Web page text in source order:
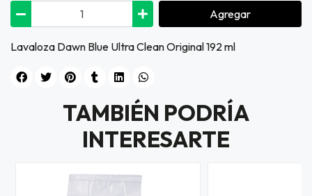
Agregar
Lavaloza Dawn Blue Ultra Clean Original 192 ml
TAMBIÉN PODRÍA
INTERESARTE